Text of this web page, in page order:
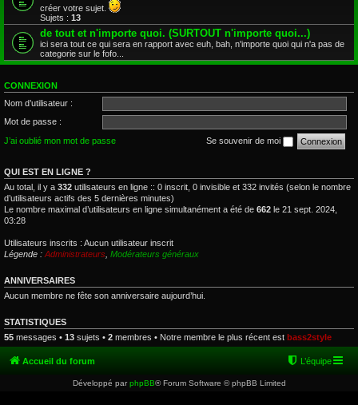
créer votre sujet.
Sujets : 13
de tout et n'importe quoi. (SURTOUT n'importe quoi...)
ici sera tout ce qui sera en rapport avec euh, bah, n'importe quoi qui n'a pas de
categorie sur le fofo...
CONNEXION
Nom d’utilisateur :
Mot de passe :
J’ai oublié mon mot de passe
Se souvenir de moi
QUI EST EN LIGNE ?
Au total, il y a 332 utilisateurs en ligne :: 0 inscrit, 0 invisible et 332 invités (selon le nombre
d’utilisateurs actifs des 5 dernières minutes)
Le nombre maximal d’utilisateurs en ligne simultanément a été de 662 le 21 sept. 2024,
03:28
Utilisateurs inscrits : Aucun utilisateur inscrit
Légende : Administrateurs Modérateurs généraux
ANNIVERSAIRES
Aucun membre ne fête son anniversaire aujourd’hui.
STATISTIQUES
55 messages • 13 sujets • 2 membres • Notre membre le plus récent est bass2style
Accueil du forum L’équipe
Développé parphpBB® Forum Software © phpBB Limited